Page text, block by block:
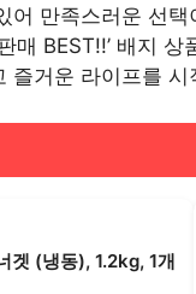
어 만족스러운 선택
매 BEST!!’ 배지
즐거운 라이프를 시
겟 (냉동), 1.2kg, 1개